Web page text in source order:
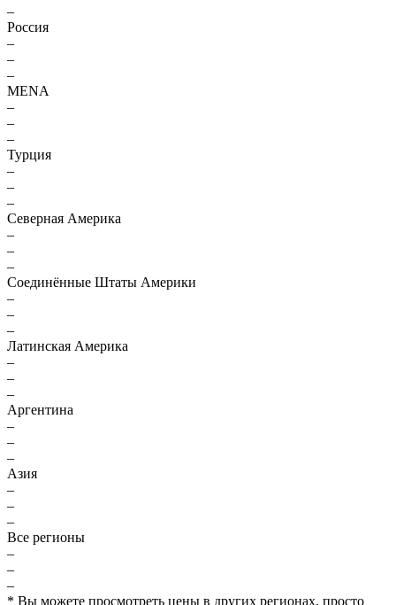
–
Россия
–
–
–
MENA
–
–
–
Турция
–
–
–
Северная Америка
–
–
–
Соединённые Штаты Америки
–
–
–
Латинская Америка
–
–
–
Аргентина
–
–
–
Азия
–
–
–
Все регионы
–
–
–
* Вы можете просмотреть цены в других регионах, просто